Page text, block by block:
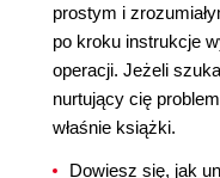
prostym i
po kroku instrukcje
operacji. Jeżeli
nurtujący cię
właśnie książki.
Dowiesz się, jak